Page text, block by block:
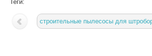
Теги:
строительные пылесосы для